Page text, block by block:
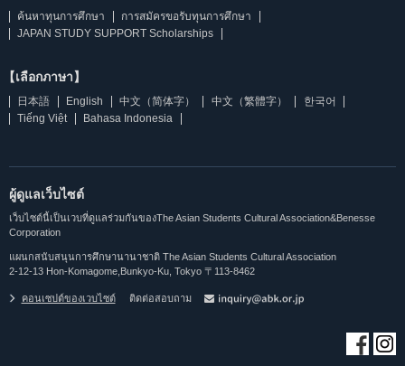
ค้นหาทุนการศึกษา
การสมัครขอรับทุนการศึกษา
JAPAN STUDY SUPPORT Scholarships
【เลือกภาษา】
日本語 English 中文（简体字） 中文（繁體字）
한국어
Tiếng Việt
Bahasa Indonesia
ผู้ดูแลเว็บไซต์
เว็บไซต์นี้เป็นเวบที่ดูแลร่วมกันของThe Asian Students Cultural Association&Benesse
Corporation
แผนกสนับสนุนการศึกษานานาชาติ The Asian Students Cultural Association
2-12-13 Hon-Komagome,Bunkyo-Ku, Tokyo 〒113-8462
คอนเซปต์ของเวบไซต์ ติดต่อสอบถาม